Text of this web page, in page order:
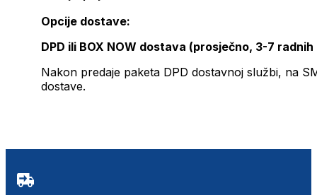
Opcije dostave:
DPD ili BOX NOW dostava (prosječno, 3-7 radnih
Nakon predaje paketa DPD dostavnoj službi, na
dostave.